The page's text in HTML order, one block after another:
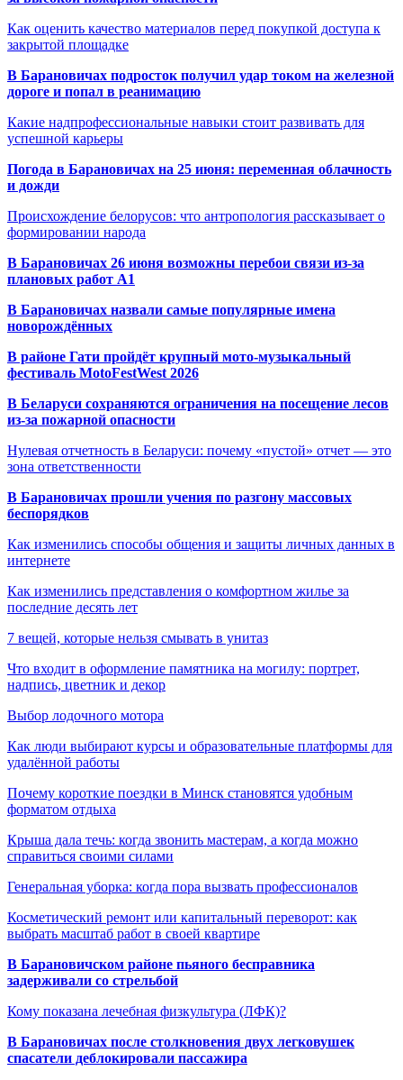
Как оценить качество материалов перед покупкой доступа к
закрытой площадке
В Барановичах подросток получил удар током на железной
дороге и попал в реанимацию
Какие надпрофессиональные навыки стоит развивать для
успешной карьеры
Погода в Барановичах на 25 июня: переменная облачность
и дожди
Происхождение белорусов: что антропология рассказывает о
формировании народа
В Барановичах 26 июня возможны перебои связи из-за
плановых работ A1
В Барановичах назвали самые популярные имена
новорождённых
В районе Гати пройдёт крупный мото-музыкальный
фестиваль MotoFestWest 2026
В Беларуси сохраняются ограничения на посещение лесов
из-за пожарной опасности
Нулевая отчетность в Беларуси: почему «пустой» отчет — это
зона ответственности
В Барановичах прошли учения по разгону массовых
беспорядков
Как изменились способы общения и защиты личных данных в
интернете
Как изменились представления о комфортном жилье за
последние десять лет
7 вещей, которые нельзя смывать в унитаз
Что входит в оформление памятника на могилу: портрет,
надпись, цветник и декор
Выбор лодочного мотора
Как люди выбирают курсы и образовательные платформы для
удалённой работы
Почему короткие поездки в Минск становятся удобным
форматом отдыха
Крыша дала течь: когда звонить мастерам, а когда можно
справиться своими силами
Генеральная уборка: когда пора вызвать профессионалов
Косметический ремонт или капитальный переворот: как
выбрать масштаб работ в своей квартире
В Барановичском районе пьяного бесправника
задерживали со стрельбой
Кому показана лечебная физкультура (ЛФК)?
В Барановичах после столкновения двух легковушек
спасатели деблокировали пассажира